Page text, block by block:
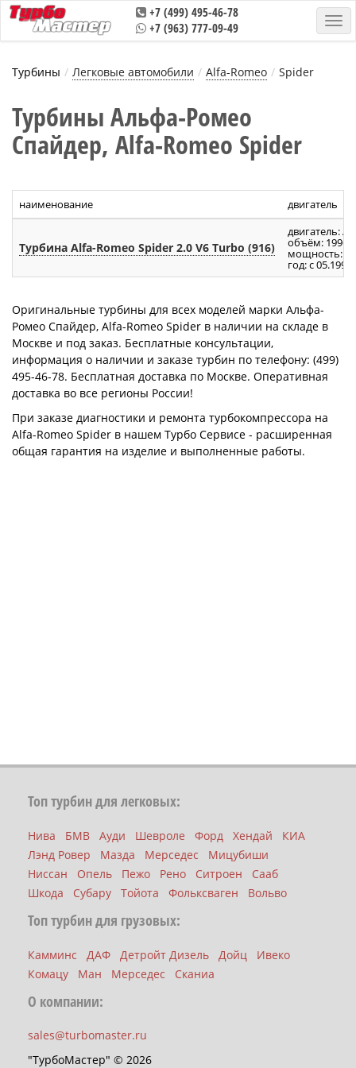
+7 (499) 495-46-78
+7 (963) 777-09-49
Турбины Легковые автомобили Alfa-Romeo Spider
Турбины Альфа-Ромео
Спайдер, Alfa-Romeo Spider
наименование двигатель
Турбина Alfa-Romeo Spider 2.0 V6 Turbo (916)
двигатель:
объём: 1996
мощность:
год: с 05.1998
Оригинальные турбины для всех моделей марки Альфа-
Ромео Спайдер, Alfa-Romeo Spider в наличии на складе в
Москве и под заказ. Бесплатные консультации,
информация о наличии и заказе турбин по телефону: (499)
495-46-78. Бесплатная доставка по Москве. Оперативная
доставка во все регионы России!
При заказе диагностики и ремонта турбокомпрессора на
Alfa-Romeo Spider в нашем Турбо Сервисе - расширенная
общая гарантия на изделие и выполненные работы.
Топ турбин для легковых:
Нива БМВ Ауди Шевроле Форд Хендай
КИА
Лэнд Ровер
Мазда Мерседес
Мицубиши
Ниссан
Опель Пежо Рено Ситроен
Сааб
Шкода
Субару Тойота Фольксваген Вольво
Топ турбин для грузовых:
Камминс ДАФ Детройт Дизель Дойц
Ивеко
Комацу
Ман Мерседес Сканиа
О компании:
sales@turbomaster.ru
"ТурбоМастер" © 2026